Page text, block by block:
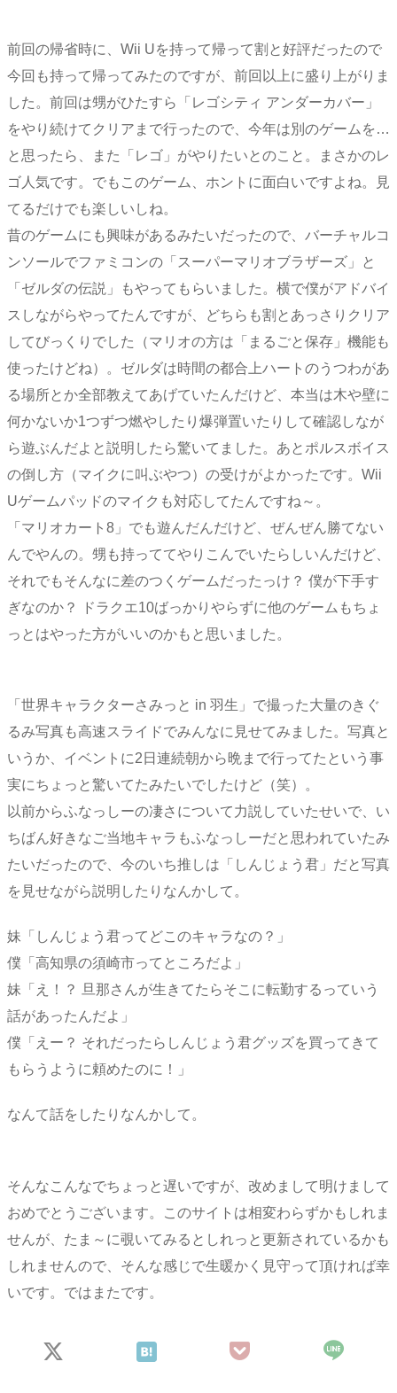
前回の帰省時に、Wii Uを持って帰って割と好評だったので
今回も持って帰ってみたのですが、前回以上に盛り上がりま
した。前回は甥がひたすら「レゴシティ アンダーカバー」
をやり続けてクリアまで行ったので、今年は別のゲームを…
と思ったら、また「レゴ」がやりたいとのこと。まさかのレ
ゴ人気です。でもこのゲーム、ホントに面白いですよね。見
てるだけでも楽しいしね。
昔のゲームにも興味があるみたいだったので、バーチャルコ
ンソールでファミコンの「スーパーマリオブラザーズ」と
「ゼルダの伝説」もやってもらいました。横で僕がアドバイ
スしながらやってたんですが、どちらも割とあっさりクリア
してびっくりでした（マリオの方は「まるごと保存」機能も
使ったけどね）。ゼルダは時間の都合上ハートのうつわがあ
る場所とか全部教えてあげていたんだけど、本当は木や壁に
何かないか1つずつ燃やしたり爆弾置いたりして確認しなが
ら遊ぶんだよと説明したら驚いてました。あとポルスボイス
の倒し方（マイクに叫ぶやつ）の受けがよかったです。Wii
Uゲームパッドのマイクも対応してたんですね～。
「マリオカート8」でも遊んだんだけど、ぜんぜん勝てない
んでやんの。甥も持っててやりこんでいたらしいんだけど、
それでもそんなに差のつくゲームだったっけ？ 僕が下手す
ぎなのか？ ドラクエ10ばっかりやらずに他のゲームもちょ
っとはやった方がいいのかもと思いました。
「世界キャラクターさみっと in 羽生」で撮った大量のきぐ
るみ写真も高速スライドでみんなに見せてみました。写真と
いうか、イベントに2日連続朝から晩まで行ってたという事
実にちょっと驚いてたみたいでしたけど（笑）。
以前からふなっしーの凄さについて力説していたせいで、い
ちばん好きなご当地キャラもふなっしーだと思われていたみ
たいだったので、今のいち推しは「しんじょう君」だと写真
を見せながら説明したりなんかして。
妹「しんじょう君ってどこのキャラなの？」
僕「高知県の須崎市ってところだよ」
妹「え！？ 旦那さんが生きてたらそこに転勤するっていう
話があったんだよ」
僕「えー？ それだったらしんじょう君グッズを買ってきて
もらうように頼めたのに！」
なんて話をしたりなんかして。
そんなこんなでちょっと遅いですが、改めまして明けまして
おめでとうございます。このサイトは相変わらずかもしれま
せんが、たま～に覗いてみるとしれっと更新されているかも
しれませんので、そんな感じで生暖かく見守って頂ければ幸
いです。ではまたです。